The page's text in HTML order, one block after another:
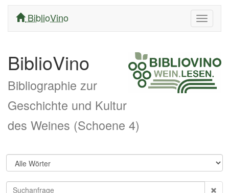
ein/
BiblioVino
BiblioVino
Bibliographie zur
Geschichte und Kultur
des Weines (Schoene 4)